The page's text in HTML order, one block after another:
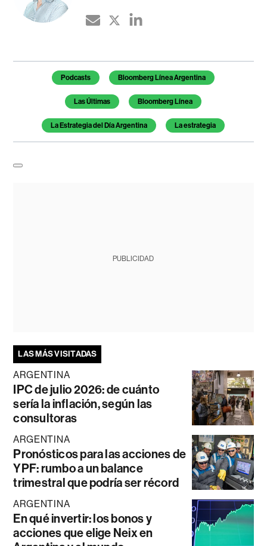
Temas de este artículo
Podcasts Bloomberg Línea Argentina
Las Últimas Bloomberg Línea
La Estrategia del Día Argentina La estrategia
PUBLICIDAD
LAS MÁS VISITADAS
ARGENTINA
IPC de julio 2026: de cuánto
sería la inflación, según las
consultoras
ARGENTINA
Pronósticos para las acciones de
YPF: rumbo a un balance
trimestral que podría ser récord
ARGENTINA
En qué invertir: los bonos y
acciones que elige Neix en